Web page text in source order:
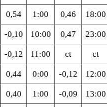
0,54 1:00 0,46 18:00
-0,10 10:00 0,47 23:00
-0,12 11:00 ct ct
0,44 0:00 -0,12 12:00
0,40 1:00 -0,09 13:00